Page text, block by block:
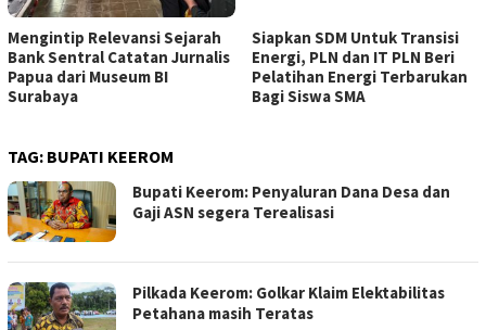
Mengintip Relevansi Sejarah
Bank Sentral Catatan Jurnalis
Papua dari Museum BI
Surabaya
Siapkan SDM Untuk Transisi
Energi, PLN dan IT PLN Beri
Pelatihan Energi Terbarukan
Bagi Siswa SMA
TAG: BUPATI KEEROM
Bupati Keerom: Penyaluran Dana Desa dan
Gaji ASN segera Terealisasi
Pilkada Keerom: Golkar Klaim Elektabilitas
Petahana masih Teratas